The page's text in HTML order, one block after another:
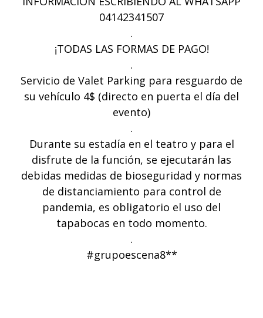
04142341507
.
¡TODAS LAS FORMAS DE PAGO!
.
Servicio de Valet Parking para resguardo de
su vehículo 4$ (directo en puerta el día del
evento)
.
Durante su estadía en el teatro y para el
disfrute de la función, se ejecutarán las
debidas medidas de bioseguridad y normas
de distanciamiento para control de
pandemia, es obligatorio el uso del
tapabocas en todo momento.
.
#grupoescena8**